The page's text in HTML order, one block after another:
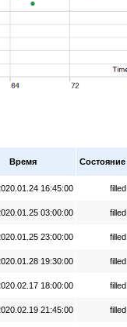
Время Состояние
16:45:00 filled
03:00:00 filled
23:00:00 filled
19:30:00 filled
18:00:00 filled
21:45:00 filled